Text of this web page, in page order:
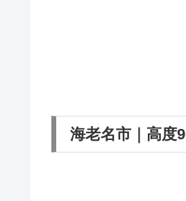
海老名市｜高度